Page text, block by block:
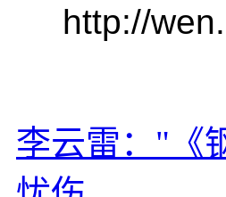
http://
李云雷："《